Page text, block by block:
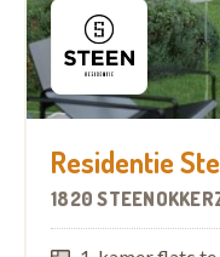
Residentie
1820